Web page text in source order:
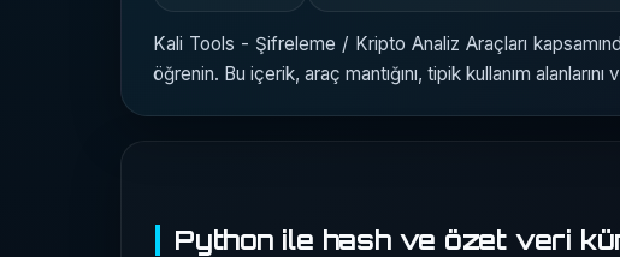
Kali Tools - Şifreleme / Kripto Analiz Araçları
öğrenin. Bu içerik, araç mantığını, tipik kullanım
Python ile hash ve özet veri